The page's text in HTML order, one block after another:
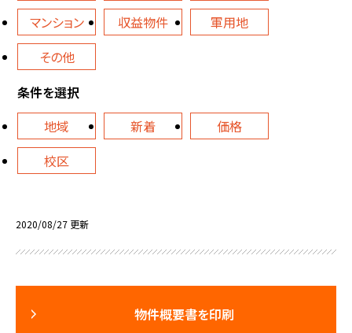
マンション
収益物件
軍用地
その他
条件を選択
地域
新着
価格
校区
2020/08/27 更新
物件概要書を印刷